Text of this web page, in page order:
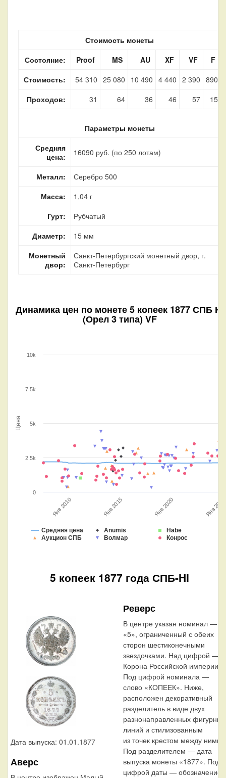
Стоимость монеты
Состояние:
Proof MS AU XF VF
F
Стоимость:
54 310 25 080 10 490 4 440 2 390 890
Проходов:
31 64 36 46 57 15
Параметры монеты
Средняя
цена:
16090 руб. (по 250 лотам)
Металл:
Серебро 500
Масса:
1,04 г
Гурт:
Рубчатый
Диаметр:
15 мм
Монетный
двор:
Санкт-Петербургский монетный двор, г.
Санкт-Петербург
Динамика цен по монете5 копеек 1877 СПБ НI
(Орел 3 типа) VF
Цена
Средняя цена Anumis
Habe
Аукцион СПБ
Волмар Конрос
Янв 2010 Янв 2015 Янв 2020 Янв 2025
0
10k
2.5k
5k
7.5k
5 копеек 1877 года СПБ-HI
Дата выпуска: 01.01.1877
Аверс
Реверс
В центре указан номинал —
«5», ограниченный с обеих
сторон шестиконечными
звездочками. Над цифрой —
Корона Российской империи.
Под цифрой номинала —
слово «КОПЕЕК». Ниже,
расположен декоративный
разделитель в виде двух
разнонаправленных фигурных
линий и стилизованным
из точек крестом между ними.
Под разделителем — дата
выпуска монеты «1877». Под
цифрой даты — обозначение